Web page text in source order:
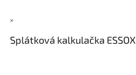
×
Splátková kalkulačka ESSOX